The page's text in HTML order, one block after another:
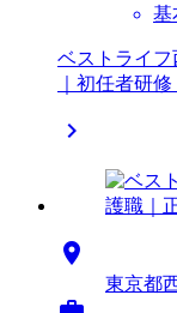
基
ベストライ
｜初任者研


東京都